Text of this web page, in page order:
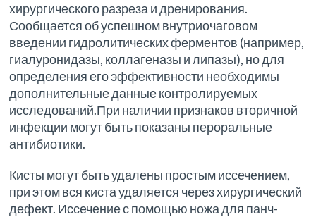
хирургического разреза и дренирования.
Сообщается об успешном внутриочаговом
введении гидролитических ферментов (например,
гиалуронидазы, коллагеназы и липазы), но для
определения его эффективности необходимы
дополнительные данные контролируемых
исследований.При наличии признаков вторичной
инфекции могут быть показаны пероральные
антибиотики.
Кисты могут быть удалены простым иссечением,
при этом вся киста удаляется через хирургический
дефект. Иссечение с помощью ножа для панч-